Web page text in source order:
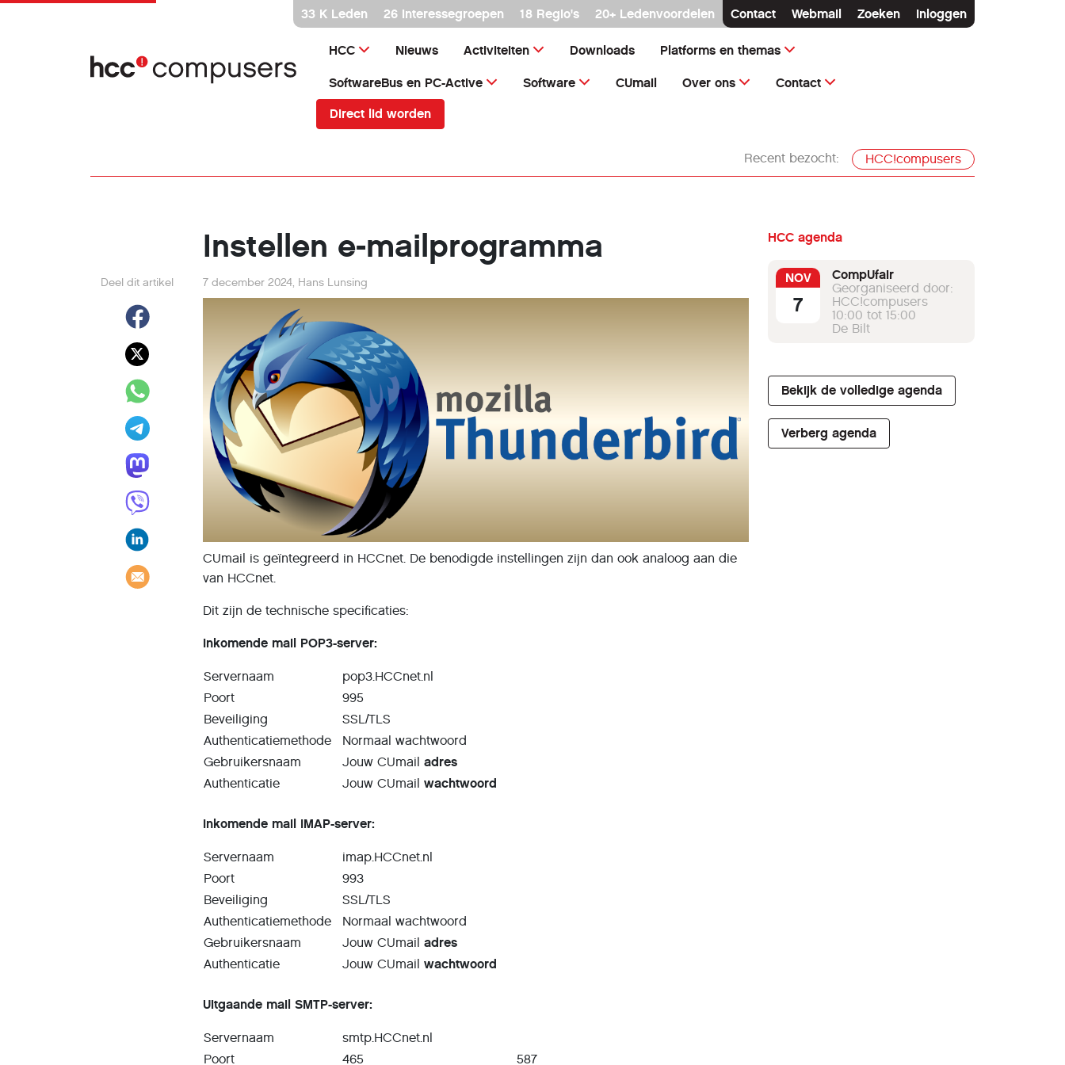
inhoud
33 K Leden 26 interessegroepen 18 Regio's 20+ Ledenvoordelen Contact Webmail Zoeken Inloggen
HCC Nieuws Activiteiten Downloads Platforms en themas
SoftwareBus en PC-Active Software CUmail Over ons Contact
Direct lid worden
Recent bezocht: HCC!compusers
Instellen e-mailprogramma
Deel dit artikel 7 december 2024, Hans Lunsing
CUmail is geïntegreerd in HCCnet. De benodigde instellingen zijn dan ook analoog aan die
van HCCnet.
Dit zijn de technische specificaties:
Inkomende mail POP3-server:
Servernaam
pop3.HCCnet.nl
Poort
995
Beveiliging
SSL/TLS
Authenticatiemethode
Normaal wachtwoord
Gebruikersnaam
Jouw CUmailadres
Authenticatie
Jouw CUmailwachtwoord
Inkomende mail IMAP-server:
Servernaam
imap.HCCnet.nl
Poort
993
Beveiliging
SSL/TLS
Authenticatiemethode
Normaal wachtwoord
Gebruikersnaam
Jouw CUmailadres
Authenticatie
Jouw CUmailwachtwoord
Uitgaande mail SMTP-server:
Servernaam
smtp.HCCnet.nl
Poort
465
587
HCC agenda
NOV
7
CompUfair
Georganiseerd door:
HCC!compusers
10:00 tot 15:00
De Bilt
Bekijk de volledige agenda
Verberg agenda